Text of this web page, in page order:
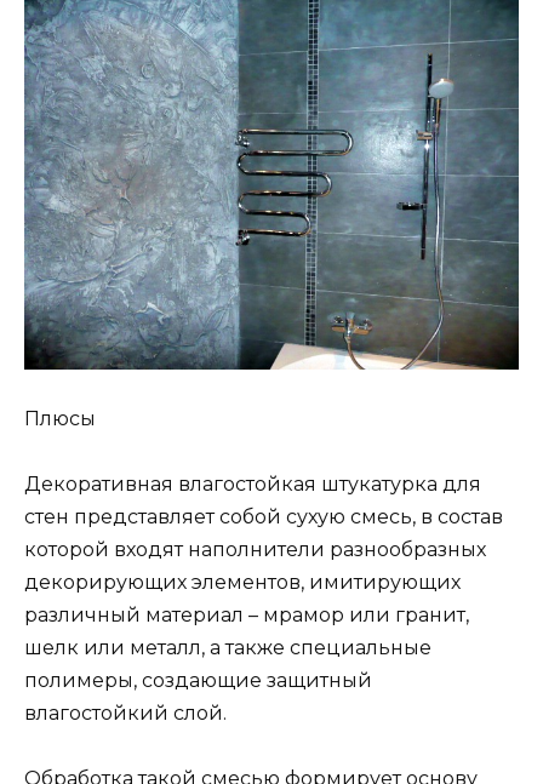
Плюсы
Декоративная влагостойкая штукатурка для
стен представляет собой сухую смесь, в состав
которой входят наполнители разнообразных
декорирующих элементов, имитирующих
различный материал – мрамор или гранит,
шелк или металл, а также специальные
полимеры, создающие защитный
влагостойкий слой.
Обработка такой смесью формирует основу